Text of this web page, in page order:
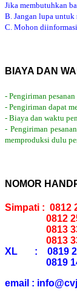
Jika membutuhkan
B. Jangan lupa untuk
C. Mohon
BIAYA DAN
- Pengiriman
- Pengiriman dapat
- Biaya dan waktu
- Pengiriman
memproduksi dulu
NOMOR
Simpati : 0812
0812
0813
0813
XL : 0819
0819
email :